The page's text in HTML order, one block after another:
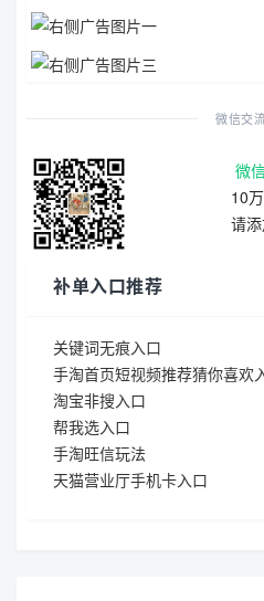
微信交
微
10
请
补单入口推荐
关键词无痕入口
手淘首页短视频推荐猜你喜欢
淘宝非搜入口
帮我选入口
手淘旺信玩法
天猫营业厅手机卡入口